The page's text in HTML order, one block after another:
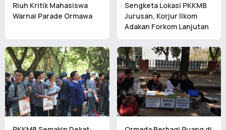
Riuh Kritik Mahasiswa
Warnai Parade Ormawa
Sengketa Lokasi PKKMB
Jurusan, Korjur Ilkom
Adakan Forkom Lanjutan